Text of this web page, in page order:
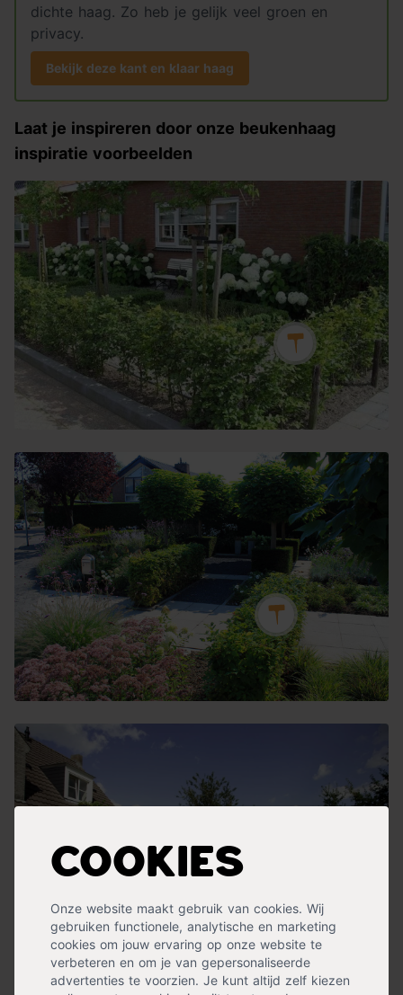
Cookies
Onze website maakt gebruik van cookies. Wij
gebruiken functionele, analytische en marketing
cookies om jouw ervaring op onze website te
verbeteren en om je van gepersonaliseerde
advertenties te voorzien. Je kunt altijd zelf kiezen
dichte haag. Zo heb je gelijk veel groen en
privacy.
Bekijk deze kant en klaar haag
Laat je inspireren door onze beukenhaag
inspiratie voorbeelden